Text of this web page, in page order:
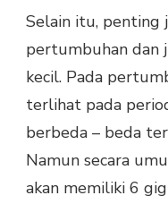
Selain itu, penting
pertumbuhan dan
kecil. Pada
terlihat pada
berbeda – beda
Namun secara
akan memiliki 6